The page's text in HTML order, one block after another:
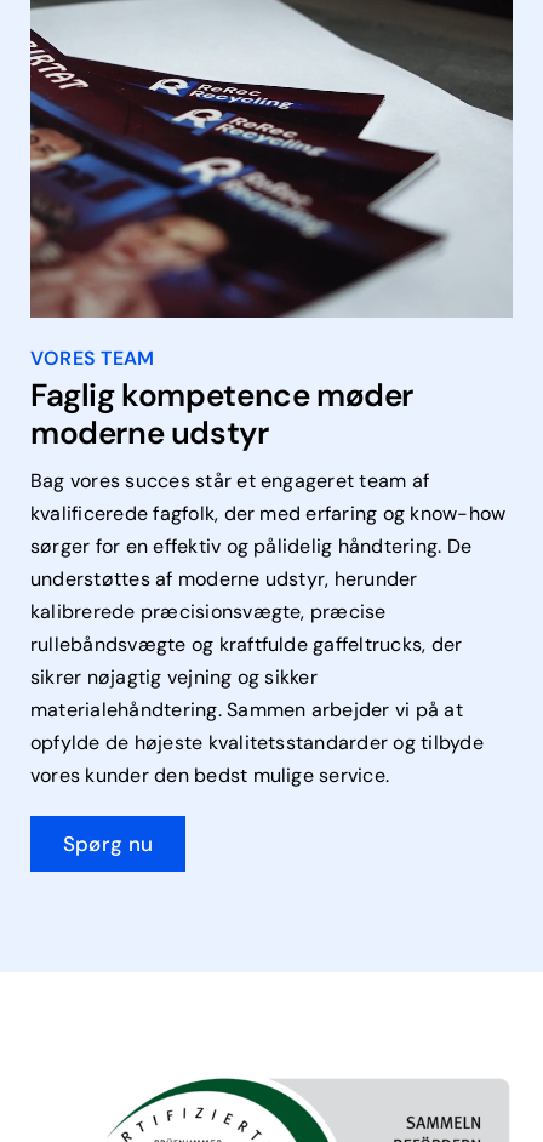
VORES TEAM
Faglig kompetence møder
moderne udstyr
Bag vores succes står et engageret team af
kvalificerede fagfolk, der med erfaring og know-how
sørger for en effektiv og pålidelig håndtering. De
understøttes af moderne udstyr, herunder
kalibrerede præcisionsvægte, præcise
rullebåndsvægte og kraftfulde gaffeltrucks, der
sikrer nøjagtig vejning og sikker
materialehåndtering. Sammen arbejder vi på at
opfylde de højeste kvalitetsstandarder og tilbyde
vores kunder den bedst mulige service.
Spørg nu